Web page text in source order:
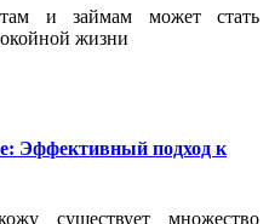
и займам может стать
жизни
Эффективный подход к
существует множество